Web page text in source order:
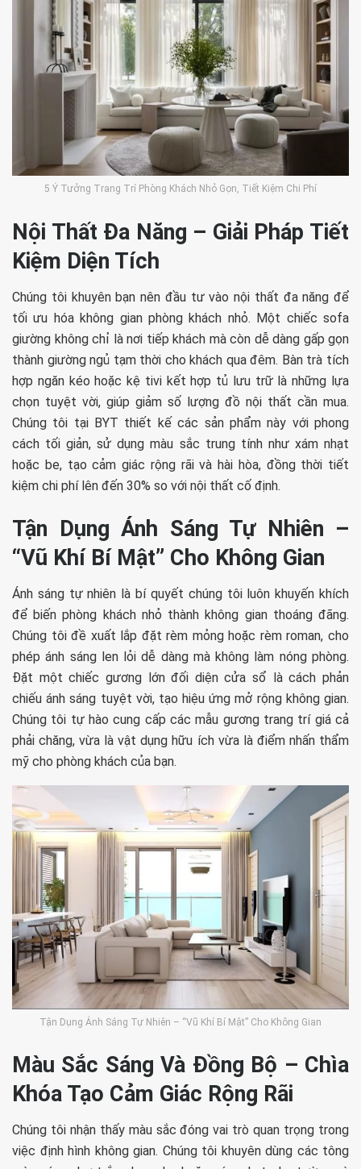
5 Ý Tưởng Trang Trí Phòng Khách Nhỏ Gọn, Tiết Kiệm Chi Phí
Nội Thất Đa Năng – Giải Pháp Tiết
Kiệm Diện Tích
Chúng tôi khuyên bạn nên đầu tư vào nội thất đa năng để
tối ưu hóa không gian phòng khách nhỏ. Một chiếc sofa
giường không chỉ là nơi tiếp khách mà còn dễ dàng gấp gọn
thành giường ngủ tạm thời cho khách qua đêm. Bàn trà tích
hợp ngăn kéo hoặc kệ tivi kết hợp tủ lưu trữ là những lựa
chọn tuyệt vời, giúp giảm số lượng đồ nội thất cần mua.
Chúng tôi tại BYT thiết kế các sản phẩm này với phong
cách tối giản, sử dụng màu sắc trung tính như xám nhạt
hoặc be, tạo cảm giác rộng rãi và hài hòa, đồng thời tiết
kiệm chi phí lên đến 30% so với nội thất cố định.
Tận Dụng Ánh Sáng Tự Nhiên –
“Vũ Khí Bí Mật” Cho Không Gian
Ánh sáng tự nhiên là bí quyết chúng tôi luôn khuyến khích
để biến phòng khách nhỏ thành không gian thoáng đãng.
Chúng tôi đề xuất lắp đặt rèm mỏng hoặc rèm roman, cho
phép ánh sáng len lỏi dễ dàng mà không làm nóng phòng.
Đặt một chiếc gương lớn đối diện cửa sổ là cách phản
chiếu ánh sáng tuyệt vời, tạo hiệu ứng mở rộng không gian.
Chúng tôi tự hào cung cấp các mẫu gương trang trí giá cả
phải chăng, vừa là vật dụng hữu ích vừa là điểm nhấn thẩm
mỹ cho phòng khách của bạn.
Tận Dụng Ánh Sáng Tự Nhiên – “Vũ Khí Bí Mật” Cho Không Gian
Màu Sắc Sáng Và Đồng Bộ – Chìa
Khóa Tạo Cảm Giác Rộng Rãi
Chúng tôi nhận thấy màu sắc đóng vai trò quan trọng trong
việc định hình không gian. Chúng tôi khuyên dùng các tông